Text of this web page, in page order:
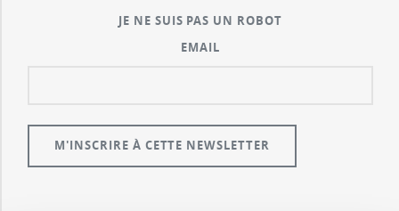
JE NE SUIS PAS UN ROBOT
EMAIL